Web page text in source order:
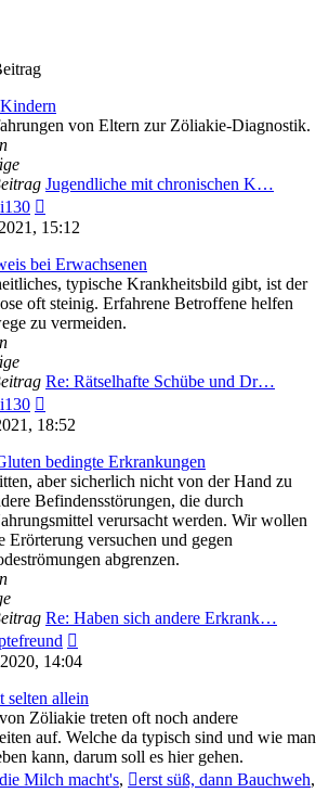
von Eltern zur Zöliakie-Diagnostik.
Jugendliche mit chronischen K…
Beitrag
15:12
bei Erwachsenen
typische Krankheitsbild gibt, ist der
oft steinig. Erfahrene Betroffene helfen
zu vermeiden.
Re: Rätselhafte Schübe und Dr…
Beitrag
18:52
bedingte Erkrankungen
aber sicherlich nicht von der Hand zu
Befindensstörungen, die durch
verursacht werden. Wir wollen
Erörterung versuchen und gegen
abgrenzen.
Re: Haben sich andere Erkrank…
Beitrag
14:04
selten allein
Zöliakie treten oft noch andere
auf. Welche da typisch sind und wie man
kann, darum soll es hier gehen.
die Milch macht's, erst süß, dann Bauchweh,